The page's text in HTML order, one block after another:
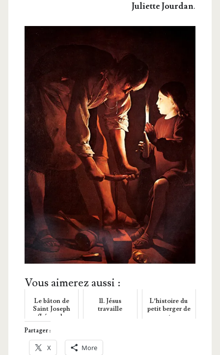
Juliette Jour­dan.
Vous aimerez aussi :
Le bâton de
Saint Joseph
(Légende
11. Jésus
travaille
L’histoire du
petit berger de
moutons
Partager :
X More